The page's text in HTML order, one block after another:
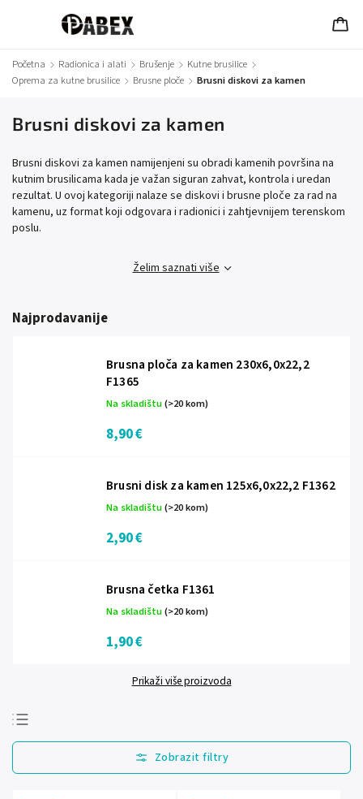
Početna / Radionica i alati / Brušenje / Kutne brusilice /
Oprema za kutne brusilice / Brusne ploče / Brusni diskovi za kamen
Brusni diskovi za kamen
Brusni diskovi za kamen namijenjeni su obradi kamenih površina na
kutnim brusilicama kada je važan siguran zahvat, kontrola i uredan
rezultat. U ovoj kategoriji nalaze se diskovi i brusne ploče za rad na
kamenu, uz format koji odgovara i radionici i zahtjevnijem terenskom
poslu.
Želim saznati više
Najprodavanije
Brusna ploča za kamen 230x6,0x22,2
F1365
Na skladištu(>20 kom)
8,90 €
Brusni disk za kamen 125x6,0x22,2 F1362
Na skladištu(>20 kom)
2,90 €
Brusna četka F1361
Na skladištu(>20 kom)
1,90 €
Prikaži više proizvoda
Najprodavanije
Najjeftinije